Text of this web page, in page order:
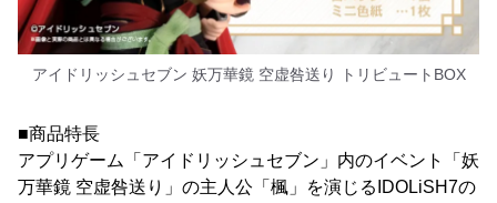
アイドリッシュセブン 妖万華鏡 空虚咎送り トリビュートBOX
■商品特長
アプリゲーム「アイドリッシュセブン」内のイベント「妖
万華鏡 空虚咎送り」の主人公「楓」を演じるIDOLiSH7の